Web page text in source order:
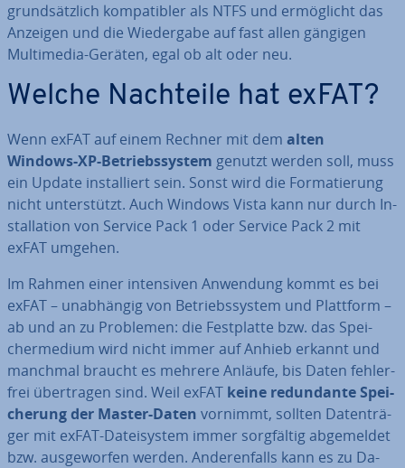
grund­sätz­lich kom­pa­ti­bler als NTFS und er­mög­licht das
Anzeigen und die Wie­der­ga­be auf fast allen gängigen
Mul­ti­me­dia-Geräten, egal ob alt oder neu.
Welche Nachteile hat exFAT?
Wenn exFAT auf einem Rechner mit dem alten
Windows-XP-Be­triebs­sys­tem genutzt werden soll, muss
ein Update in­stal­liert sein. Sonst wird die For­ma­tie­rung
nicht un­ter­stützt. Auch Windows Vista kann nur durch In­
stal­la­ti­on von Service Pack 1 oder Service Pack 2 mit
exFAT umgehen.
Im Rahmen einer in­ten­si­ven Anwendung kommt es bei
exFAT – un­ab­hän­gig von Be­triebs­sys­tem und Plattform –
ab und an zu Problemen: die Fest­plat­te bzw. das Spei­
cher­me­di­um wird nicht immer auf Anhieb erkannt und
manchmal braucht es mehrere Anläufe, bis Daten feh­ler­
frei über­tra­gen sind. Weil exFAT keine red­un­dan­te Spei­
che­rung der Master-Daten vornimmt, sollten Da­ten­trä­
ger mit exFAT-Da­tei­sys­tem immer sorg­fäl­tig ab­ge­mel­det
bzw. aus­ge­wor­fen werden. An­de­ren­falls kann es zu Da­